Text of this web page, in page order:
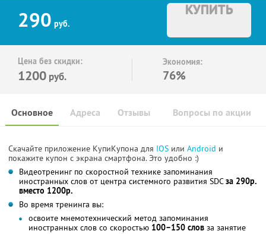
290 руб.
КУПИТЬ
Цена без скидки:
1200 руб.
Экономия:
76%
Основное Отзывы Вопросы по акции
Адреса
Скачайте приложение КупиКупона для IOS или Android и
покажите купон с экрана смартфона. Это удобно :)
Видеотренинг по скоростной технике запоминания
иностранных слов от центра системного развития SDCза 290р.
вместо 1200р.
Во время тренинга вы:
освоите мнемотехнический метод запоминания
иностранных слов со скоростью 100–150 слов за занятие